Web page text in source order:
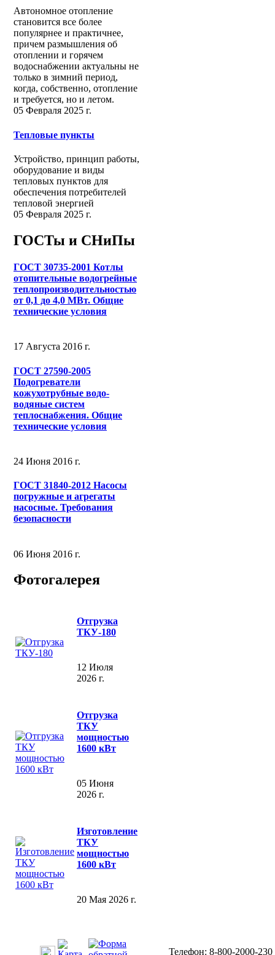
Автономное отопление
становится все более
популярнее и практичнее,
причем размышления об
отоплении и горячем
водоснабжении актуальны не
только в зимний период,
когда, собственно, отопление
и требуется, но и летом.
05 Февраля 2025 г.
Тепловые пункты
Устройство, принцип работы,
оборудование и виды
тепловых пунктов для
обеспечения потребителей
тепловой энергией
05 Февраля 2025 г.
ГОСТы и СНиПы
ГОСТ 30735-2001 Котлы
отопительные водогрейные
теплопроизводительностью
от 0,1 до 4,0 МВт. Общие
технические условия
17 Августа 2016 г.
ГОСТ 27590-2005
Подогреватели
кожухотрубные водо-
водяные систем
теплоснабжения. Общие
технические условия
24 Июня 2016 г.
ГОСТ 31840-2012 Насосы
погружные и агрегаты
насосные. Требования
безопасности
06 Июня 2016 г.
Фотогалерея
Отгрузка
ТКУ-180
12 Июля
2026 г.
Отгрузка
ТКУ
мощностью
1600 кВт
05 Июня
2026 г.
Изготовление
ТКУ
мощностью
1600 кВт
20 Мая 2026 г.
Телефон: 8-800-2000-230